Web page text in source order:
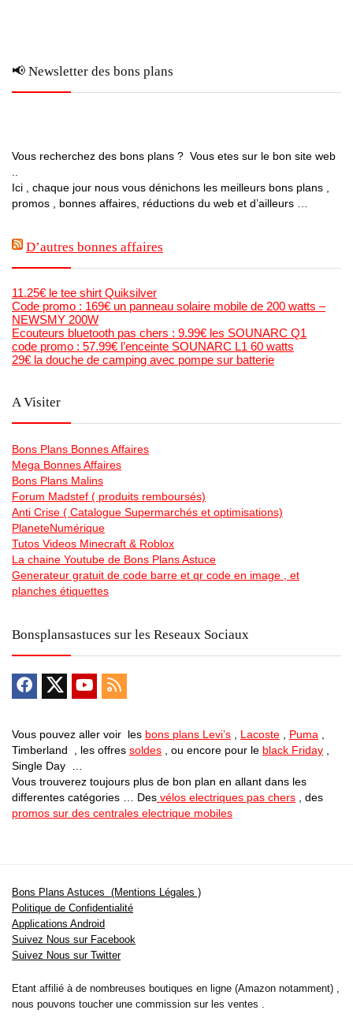
📢 Newsletter des bons plans
Vous recherchez des bons plans ? Vous etes sur le bon site web
..
Ici , chaque jour nous vous dénichons les meilleurs bons plans ,
promos , bonnes affaires, réductions du web et d’ailleurs …
D’autres bonnes affaires
11.25€ le tee shirt Quiksilver
Code promo : 169€ un panneau solaire mobile de 200 watts –
NEWSMY 200W
Ecouteurs bluetooth pas chers : 9.99€ les SOUNARC Q1
code promo : 57.99€ l’enceinte SOUNARC L1 60 watts
29€ la douche de camping avec pompe sur batterie
A Visiter
Bons Plans Bonnes Affaires
Mega Bonnes Affaires
Bons Plans Malins
Forum Madstef ( produits remboursés)
Anti Crise ( Catalogue Supermarchés et optimisations)
PlaneteNumérique
Tutos Videos Minecraft & Roblox
La chaine Youtube de Bons Plans Astuce
Generateur gratuit de code barre et qr code en image , et
planches étiquettes
Bonsplansastuces sur les Reseaux Sociaux
Vous pouvez aller voir les bons plans Levi’s , Lacoste , Puma ,
Timberland , les offres soldes , ou encore pour le black Friday ,
Single Day …
Vous trouverez toujours plus de bon plan en allant dans les
differentes catégories … Des vélos electriques pas chers , des
promos sur des centrales electrique mobiles
Bons Plans Astuces (Mentions Légales )
Politique de Confidentialité
Applications Android
Suivez Nous sur Facebook
Suivez Nous sur Twitter
Etant affilié à de nombreuses boutiques en ligne (Amazon notamment) ,
nous pouvons toucher une commission sur les ventes .